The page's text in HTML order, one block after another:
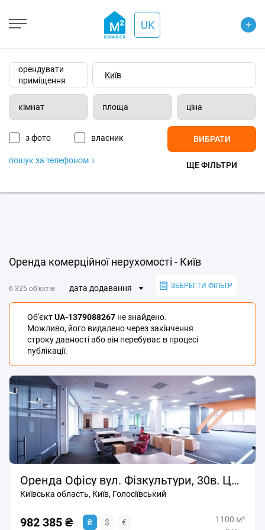
UK +
орендувати
приміщення
кімнат площа ціна
з фото власник
пошук за телефоном ЩЕ ФІЛЬТРИ
ВИБРАТИ
Оренда комерційної нерухомості - Київ
6 325 об'єктів дата додавання ЗБЕРЕГТИ ФІЛЬТР
Об'єктUA-1379088267 не знайдено.
Можливо, його видалено через закінчення
строку давності або він перебуває в процесі
публікації.
Оренда Офісу вул. Фізкультури, 30в. Центр, Київ
Київська область, Київ, Голосіївський
982 385 ₴ ₴ $ €
1100 м²
Open Street
Wiki-карта
Супутник
Транспорт
+
−